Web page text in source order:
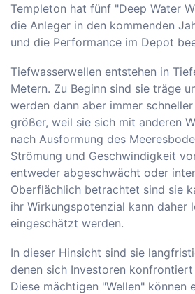
Templeton hat fünf "Deep Water
die Anleger in den kommenden
und die Performance im Depot
Tiefwasserwellen entstehen in
Metern. Zu Beginn sind sie träge
werden dann aber immer
größer, weil sie sich mit anderen
nach Ausformung des
Strömung und Geschwindigkeit
entweder abgeschwächt oder
Oberflächlich betrachtet sind sie
ihr Wirkungspotenzial kann daher
eingeschätzt werden.
In dieser Hinsicht sind sie
denen sich Investoren konfrontiert
Diese mächtigen "Wellen" können